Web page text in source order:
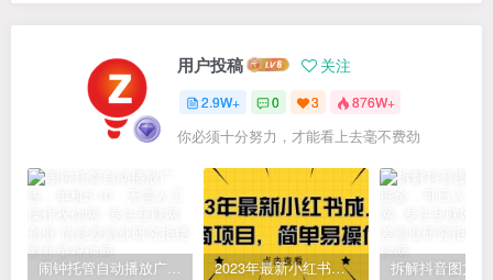
用户投稿 关注
2.9W+ 0 3 876W+
你必须十分努力，才能看上去毫不费劲
闹钟托管自动播放广告，单机5-10，无需人工操作 2023年最新小红书成人电商项目，简单易操作【详细教程】